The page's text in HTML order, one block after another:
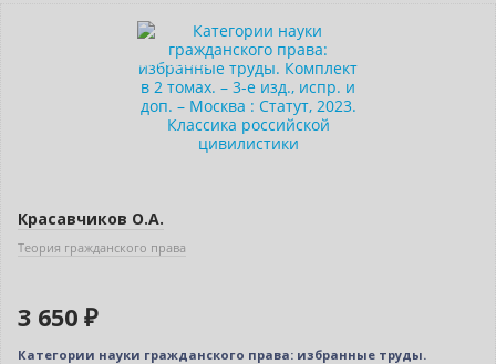
Индивидуальный подход
Красавчиков О.А.
Теория гражданского права
3 650 ₽
Категории науки гражданского права: избранные труды.